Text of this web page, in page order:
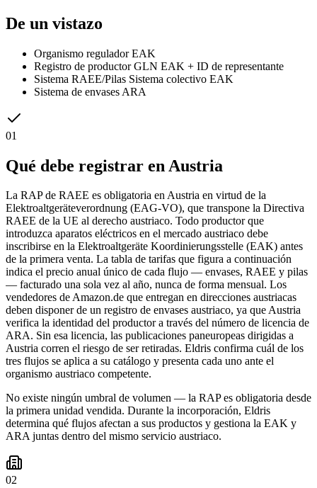
De un vistazo
Organismo regulador EAK
Registro de productor GLN EAK + ID de representante
Sistema RAEE/Pilas Sistema colectivo EAK
Sistema de envases ARA
01
Qué debe registrar en Austria
La RAP de RAEE es obligatoria en Austria en virtud de la
Elektroaltgeräteverordnung (EAG-VO), que transpone la Directiva
RAEE de la UE al derecho austriaco. Todo productor que
introduzca aparatos eléctricos en el mercado austriaco debe
inscribirse en la Elektroaltgeräte Koordinierungsstelle (EAK) antes
de la primera venta. La tabla de tarifas que figura a continuación
indica el precio anual único de cada flujo — envases, RAEE y pilas
— facturado una sola vez al año, nunca de forma mensual. Los
vendedores de Amazon.de que entregan en direcciones austriacas
deben disponer de un registro de envases austriaco, ya que Austria
verifica la identidad del productor a través del número de licencia de
ARA. Sin esa licencia, las publicaciones paneuropeas dirigidas a
Austria corren el riesgo de ser retiradas. Eldris confirma cuál de los
tres flujos se aplica a su catálogo y presenta cada uno ante el
organismo austriaco competente.
No existe ningún umbral de volumen — la RAP es obligatoria desde
la primera unidad vendida. Durante la incorporación, Eldris
determina qué flujos afectan a sus productos y gestiona la EAK y
ARA juntas dentro del mismo servicio austriaco.
02